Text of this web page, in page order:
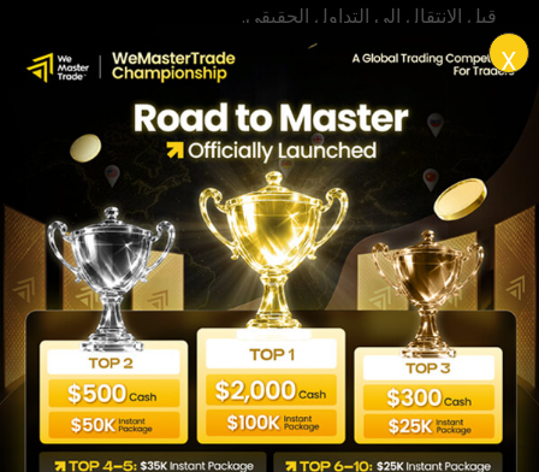
X
قبل الانتقال إلى التداول الحقيقي.
وضع خطة وإدارة رأس المال
لا تدخل في أي صفقة دون خطة واضحة تحدد فيها هدف
الربح ومستوى وقف الخسارة ونسبة المخاطرة المقبولة
من إجمالي رأس المال. قاعدة شائعة يطبقها كثير من
المتداولين هي عدم المخاطرة بأكثر من 1% إلى 2% من
رأس المال في صفقة واحدة. الانضباط في إدارة رأس
المال هو ما يفرق بين من يستمر في التداول على المدى
الطويل ومن يخرج من السوق مبكراً بخسائر كبيرة.
أهم المصطلحات التي يجب
أن يعرفها المبتدئ
الأصل المالي والصفقة والسوق